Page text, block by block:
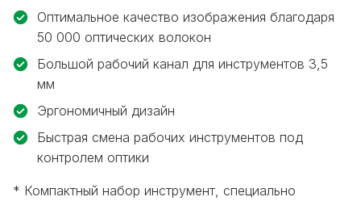
Оптимальное качество изображения благодаря
50 000 оптических волокон
Большой рабочий канал для инструментов 3,5
мм
Эргономичный дизайн
Быстрая смена рабочих инструментов под
контролем оптики
* Компактный набор инструмент, специально